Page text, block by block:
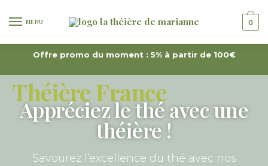
MENU 0
Offre promo du moment : 5% à partir de 100€
Théière France
Appréciez le thé avec une
théière !
Savourez l’excellence du thé avec nos